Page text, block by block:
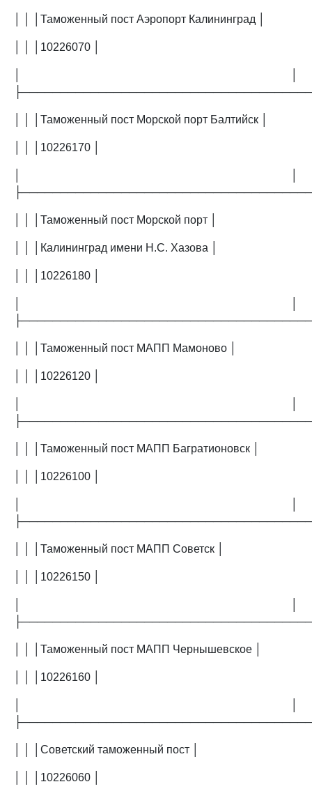
│ │ │Таможенный пост Аэропорт Калининград │
│ │ │10226070 │
│ │ │Таможенный пост Морской порт Балтийск │
│ │ │10226170 │
│ │ │Таможенный пост Морской порт │
│ │ │Калининград имени Н.С. Хазова │
│ │ │10226180 │
│ │ │Таможенный пост МАПП Мамоново │
│ │ │10226120 │
│ │ │Таможенный пост МАПП Багратионовск │
│ │ │10226100 │
│ │ │Таможенный пост МАПП Советск │
│ │ │10226150 │
│ │ │Таможенный пост МАПП Чернышевское │
│ │ │10226160 │
│ │ │Советский таможенный пост │
│ │ │10226060 │